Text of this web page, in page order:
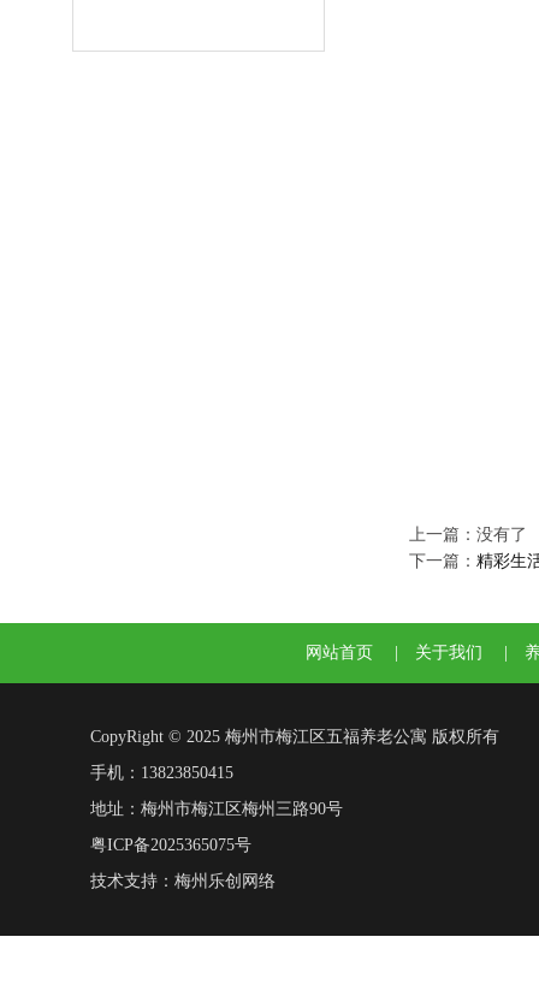
上一篇：没有了
下一篇： 精彩生
网站首页 关于我们
CopyRight © 2025 梅州市梅江区五福养老公寓 版权所有
手机：13823850415
地址：梅州市梅江区梅州三路90号
粤ICP备2025365075号
技术支持： 梅州乐创网络